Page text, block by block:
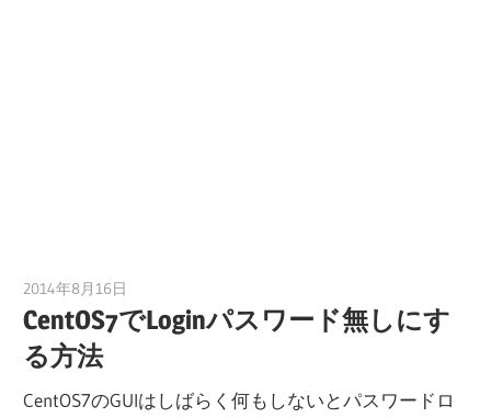
2014年8月16日
CentOS7でLoginパスワード無しにす
る方法
CentOS7のGUIはしばらく何もしないとパスワードロ